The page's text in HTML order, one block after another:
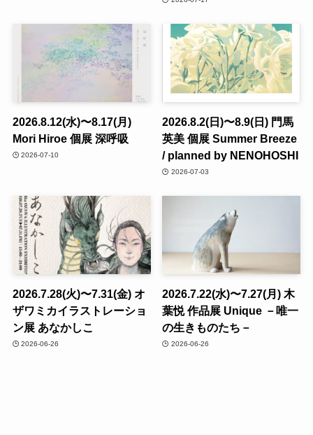
2026.8.12(水)〜8.17(月)
Mori Hiroe 個展 深呼吸
2026-07-10
2026.8.2(日)〜8.9(日) 門馬
英美 個展 Summer Breeze
/ planned by NENOHOSHI
2026-07-03
2026.7.28(火)〜7.31(金) オ
ザワミカイラストレーショ
ン展 あなかしこ
2026-06-26
2026.7.22(水)〜7.27(月) 木
葉悦 作品展 Unique －唯一
の生きものたち－
2026-06-26